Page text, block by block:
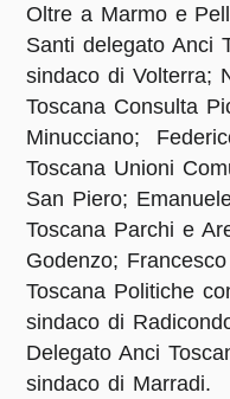
Oltre a Marmo e
Santi delegato Anci
sindaco di Volterra;
Toscana Consulta
Minucciano;
Toscana Unioni
San Piero;
Toscana Parchi e
Godenzo;
Toscana Politiche
sindaco di
Delegato Anci
sindaco di Marradi.